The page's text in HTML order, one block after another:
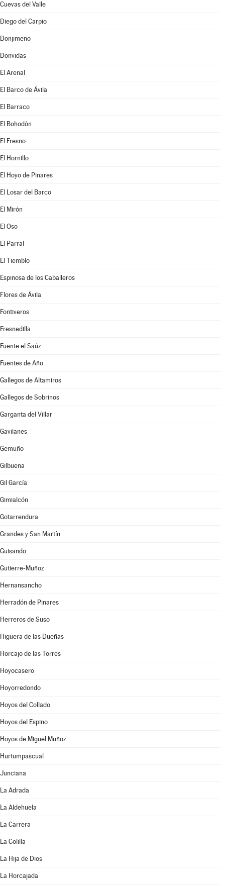
Cuevas del Valle
Diego del Carpio
Donjimeno
Donvidas
El Arenal
El Barco de Ávila
El Barraco
El Bohodón
El Fresno
El Hornillo
El Hoyo de Pinares
El Losar del Barco
El Mirón
El Oso
El Parral
El Tiemblo
Espinosa de los Caballeros
Flores de Ávila
Fontiveros
Fresnedilla
Fuente el Saúz
Fuentes de Año
Gallegos de Altamiros
Gallegos de Sobrinos
Garganta del Villar
Gavilanes
Gemuño
Gilbuena
Gil García
Gimialcón
Gotarrendura
Grandes y San Martín
Guisando
Gutierre-Muñoz
Hernansancho
Herradón de Pinares
Herreros de Suso
Higuera de las Dueñas
Horcajo de las Torres
Hoyocasero
Hoyorredondo
Hoyos del Collado
Hoyos del Espino
Hoyos de Miguel Muñoz
Hurtumpascual
Junciana
La Adrada
La Aldehuela
La Carrera
La Colilla
La Hija de Dios
La Horcajada